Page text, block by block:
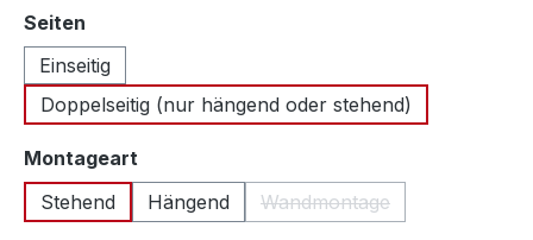
Seiten
Einseitig
Doppelseitig (nur hängend oder stehend)
Montageart
Stehend
Hängend Wandmontage
(Diese Option ist zurzeit